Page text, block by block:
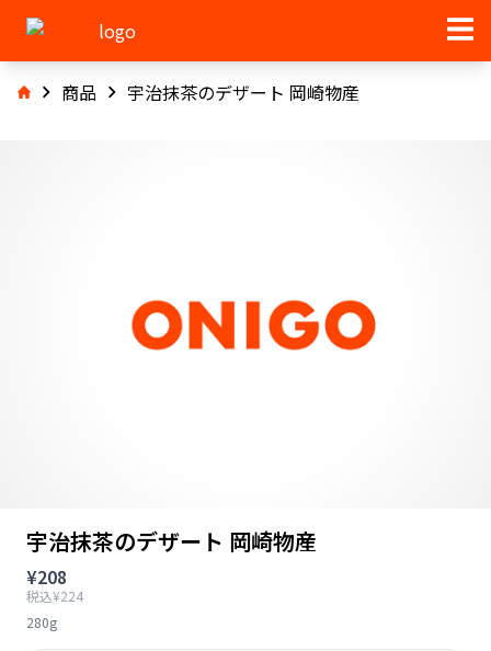
商品 宇治抹茶のデザート 岡崎物産
宇治抹茶のデザート 岡崎物産
¥208
税込¥224
280g